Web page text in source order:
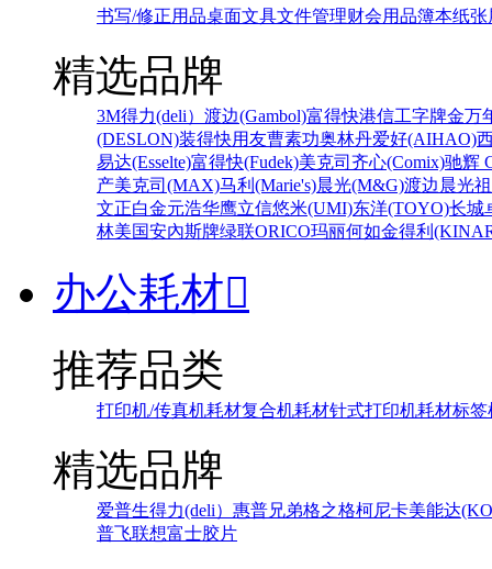
书写/修正用品桌面文具文件管理财会用品簿本纸张
精选品牌
3M得力(deli） 渡边(Gambol)富得快港信工字牌金万
(DESLON)装得快用友曹素功奥林丹爱好(AIHAO)
易达(Esselte)富得快(Fudek)美克司 齐心(Comix)驰辉
产美克司(MAX)马利(Marie's)晨光(M&G)渡边 晨光
文正白金元浩华鹰立信悠米(UMI)东洋(TOYO)长城
林美国安內斯牌绿联ORICO玛丽何如金得利
办公耗材
推荐品类
打印机/传真机耗材复合机耗材针式打印机耗材标签
精选品牌
爱普生得力(deli） 惠普兄弟格之格柯尼卡美能达
普飞联想富士胶片